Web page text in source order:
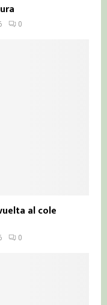
0
al cole
0